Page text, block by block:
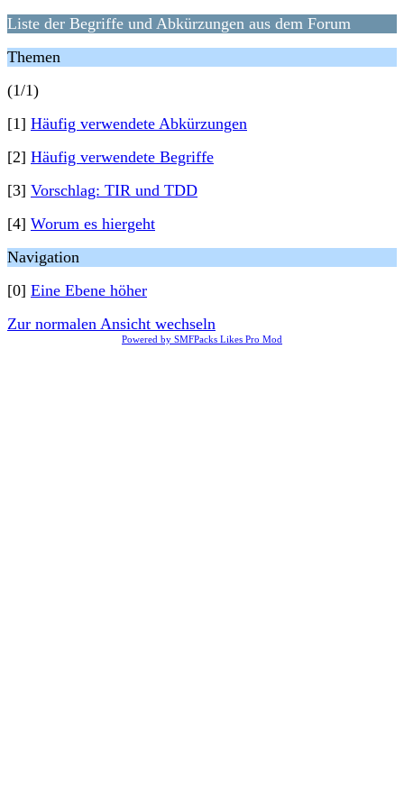
Liste der Begriffe und Abkürzungen aus dem Forum
Themen
(1/1)
[1] Häufig verwendete Abkürzungen
[2] Häufig verwendete Begriffe
[3] Vorschlag: TIR und TDD
[4] Worum es hiergeht
Navigation
[0] Eine Ebene höher
Zur normalen Ansicht wechseln
Powered by SMFPacks Likes Pro Mod